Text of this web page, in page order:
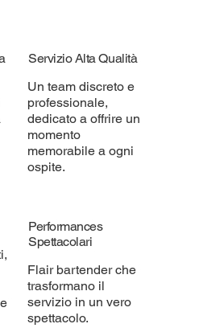
Servizio Alta Qualità
Un team discreto e
professionale,
dedicato a offrire un
momento
memorabile a ogni
ospite.
Performances
Spettacolari
Flair bartender che
trasformano il
servizio in un vero
spettacolo.